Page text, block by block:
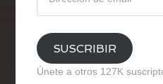
email
SUSCRIBIR
Únete a otros 127K